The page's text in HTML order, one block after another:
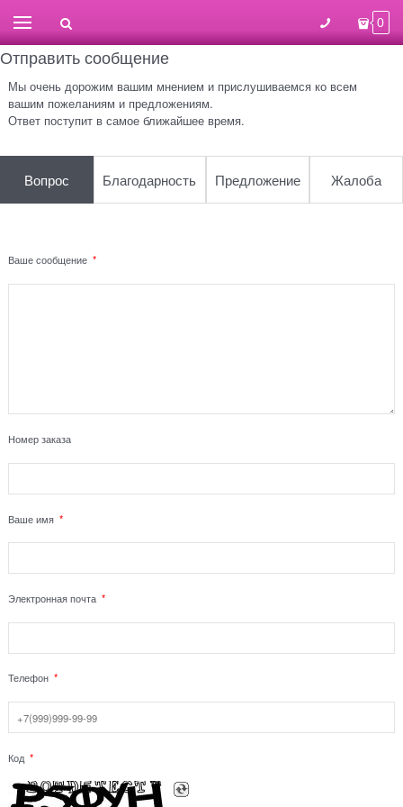
0
Отправить сообщение
Мы очень дорожим вашим мнением и прислушиваемся ко всем
вашим пожеланиям и предложениям.
Ответ поступит в самое ближайшее время.
Вопрос Благодарность Предложение Жалоба
Ваше сообщение
Номер заказа
Ваше имя
Электронная почта
Телефон
Код